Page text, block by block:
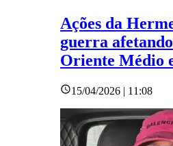
Ações da
guerra
Oriente Médio
15/04/2026 | 11:08